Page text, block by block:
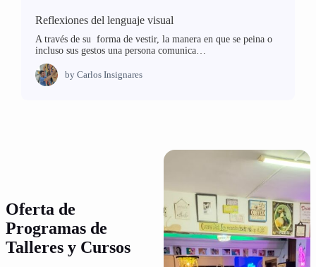
Reflexiones del lenguaje visual
A través de su forma de vestir, la manera en que se peina o
incluso sus gestos una persona comunica…
by Carlos Insignares
Oferta de
Programas de
Talleres y Cursos